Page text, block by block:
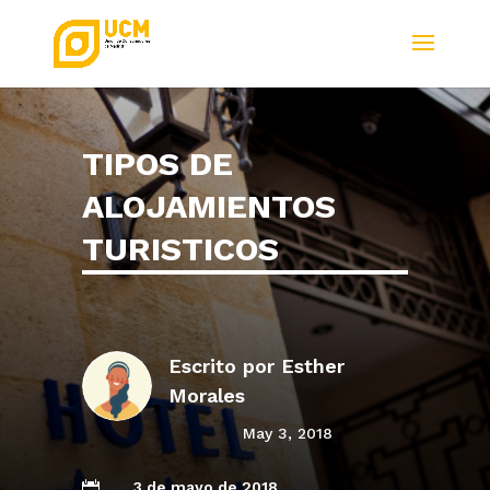
TIPOS DE
ALOJAMIENTOS
TURISTICOS
Escrito por Esther
Morales
May 3, 2018